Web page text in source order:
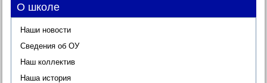
О школе
Наши новости
Сведения об ОУ
Наш коллектив
Наша история